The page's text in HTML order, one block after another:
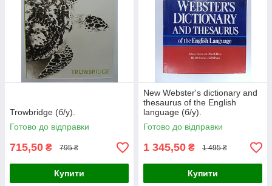
Trowbridge (б/у).
Готово до відправки
715,50 ₴ 795 ₴
Купити
New Webster's dictionary and
thesaurus of the English
language (б/у).
Готово до відправки
1 345,50 ₴ 1 495 ₴
Купити